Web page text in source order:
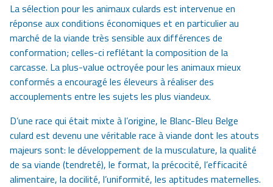
La sélection pour les animaux culards est intervenue en
réponse aux conditions économiques et en particulier au
marché de la viande très sensible aux différences de
conformation; celles-ci reflétant la composition de la
carcasse. La plus-value octroyée pour les animaux mieux
conformés a encouragé les éleveurs à réaliser des
accouplements entre les sujets les plus viandeux.
D’une race qui était mixte à l’origine, le Blanc-Bleu Belge
culard est devenu une véritable race à viande dont les atouts
majeurs sont: le développement de la musculature, la qualité
de sa viande (tendreté), le format, la précocité, l’efficacité
alimentaire, la docilité, l’uniformité, les aptitudes maternelles.